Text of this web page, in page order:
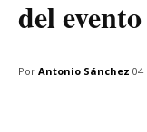
del
Por Antonio Sánchez 04